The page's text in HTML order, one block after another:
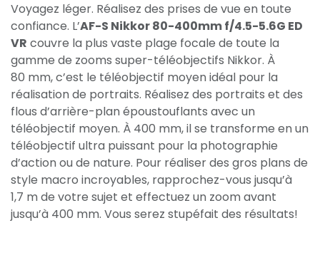
Voyagez léger. Réalisez des prises de vue en toute
confiance. L’AF-S Nikkor 80-400mm f/4.5-5.6G ED
VR couvre la plus vaste plage focale de toute la
gamme de zooms super-téléobjectifs Nikkor. À
80 mm, c’est le téléobjectif moyen idéal pour la
réalisation de portraits. Réalisez des portraits et des
flous d’arrière-plan époustouflants avec un
téléobjectif moyen. À 400 mm, il se transforme en un
téléobjectif ultra puissant pour la photographie
d’action ou de nature. Pour réaliser des gros plans de
style macro incroyables, rapprochez-vous jusqu’à
1,7 m de votre sujet et effectuez un zoom avant
jusqu’à 400 mm. Vous serez stupéfait des résultats!